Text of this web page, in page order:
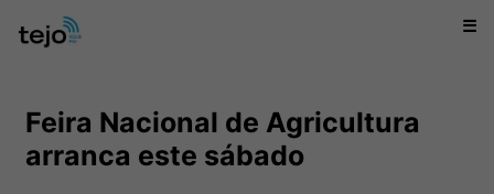
☰
Feira Nacional de Agricultura
arranca este sábado